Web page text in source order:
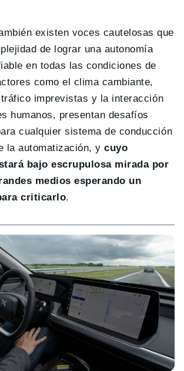
existen voces cautelosas que
de lograr una autonomía
en todas las condiciones de
como el clima cambiante,
imprevistas y la interacción
humanos, presentan desafíos
cualquier sistema de conducción
la automatización, ycuyo
bajo escrupulosa mirada por
medios esperando un
criticarlo.